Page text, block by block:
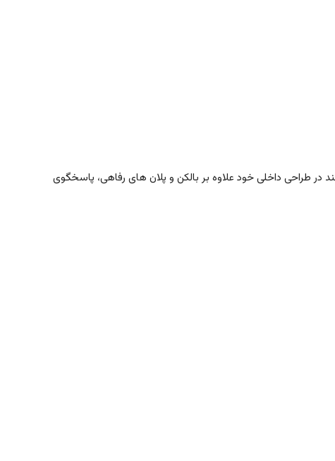
طراحی داخلی خود علاوه بر بالکن و پلان های رفاهی، پاسخگوی